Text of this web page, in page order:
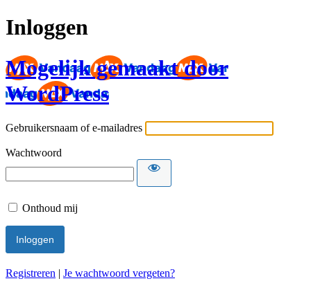
Inloggen
Mogelijk gemaakt door
WordPress
Gebruikersnaam of e-mailadres
Wachtwoord
Onthoud mij
Registreren | Je wachtwoord vergeten?